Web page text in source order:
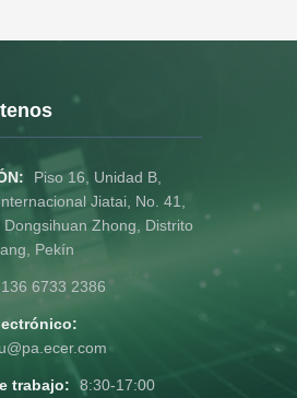
Piso 16, Unidad B,
Jiatai, No. 41,
Zhong, Distrito
Pekín
6733 2386
trabajo: 8:30-17:00